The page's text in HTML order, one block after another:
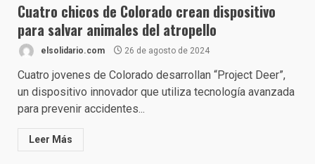
Cuatro chicos de Colorado crean dispositivo
para salvar animales del atropello
elsolidario.com 26 de agosto de 2024
Cuatro jovenes de Colorado desarrollan “Project Deer”,
un dispositivo innovador que utiliza tecnología avanzada
para prevenir accidentes...
Leer Más